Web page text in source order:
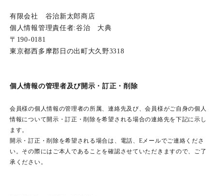
有限会社 谷治新太郎商店
個人情報管理責任者:谷治 大典
190-0181
東京都西多摩郡日の出町大久野3318
個人情報の管理者及び開示・訂正・削除
会員様の個人情報の管理者の所属、連絡先及び、会員様がご自身の個人
情報について開示・訂正・削除を希望される場合の連絡先を下記に示し
ます。
開示・訂正・削除を希望される場合は、電話、Eメールでご連絡くださ
い。その際にはご本人であることを確認させていただきますので、ご了
承ください。